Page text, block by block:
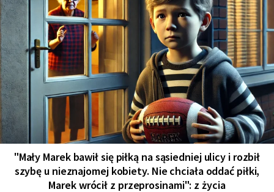
"Mały Marek bawił się piłką na sąsiedniej ulicy i rozbił
szybę u nieznajomej kobiety. Nie chciała oddać piłki,
Marek wrócił z przeprosinami": z życia